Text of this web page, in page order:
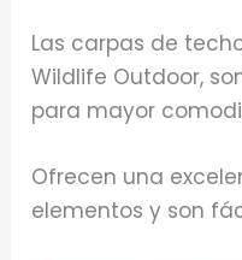
Las carpas de
Wildlife Outdoor,
para mayor
Ofrecen una
elementos y son